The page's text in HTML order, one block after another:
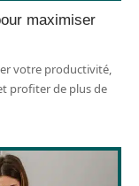
maximiser
votre productivité,
profiter de plus de